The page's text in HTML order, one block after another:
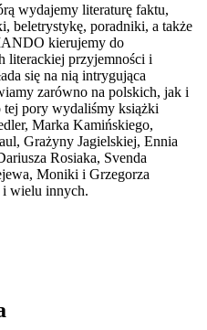
wydajemy literaturę faktu,
beletrystykę, poradniki, a także
kierujemy do
literackiej przyjemności i
się na nią intrygująca
zarówno na polskich, jak i
pory wydaliśmy książki
Marka Kamińskiego,
Grażyny Jagielskiej, Ennia
Rosiaka, Svenda
Moniki i Grzegorza
i wielu innych.